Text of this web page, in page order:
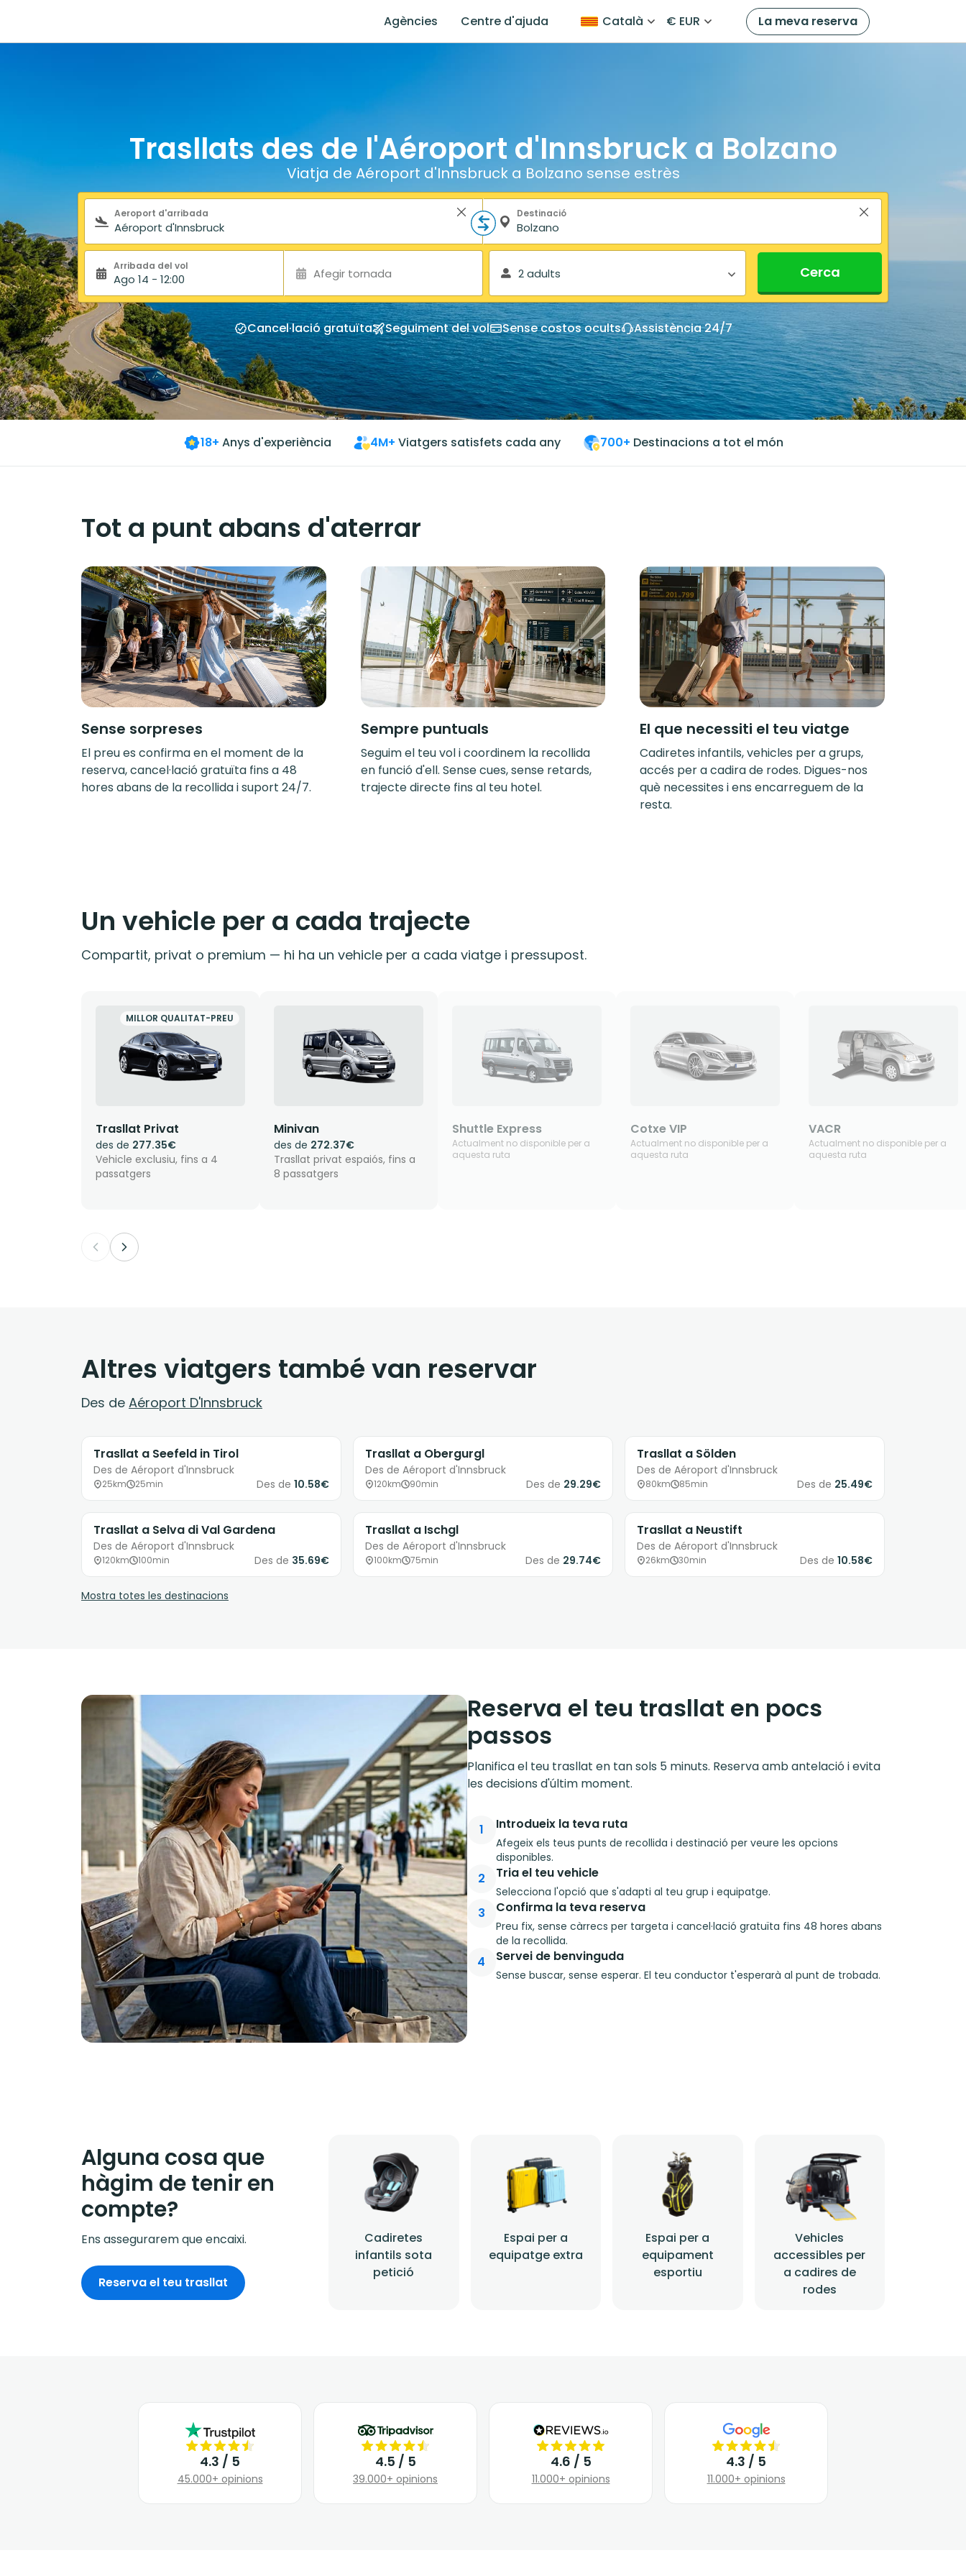
Agències Centre d'ajuda Català € EUR La meva reserva
Trasllats des de l'Aéroport d'Innsbruck a Bolzano
Viatja de Aéroport d'Innsbruck a Bolzano sense estrès
Formulari de cerca
Aeroport d'arribada Destinació
Arribada del vol
Ago 14 - 12:00 Afegir tornada 2 adults Cerca
Cancel·lació gratuïta Seguiment del vol Sense costos ocults Assistència 24/7
18+ Anys d'experiència 4M+ Viatgers satisfets cada any 700+ Destinacions a tot el món
Tot a punt abans d'aterrar
Sense sorpreses
El preu es confirma en el moment de la
reserva, cancel·lació gratuïta fins a 48
hores abans de la recollida i suport 24/7.
Sempre puntuals
Seguim el teu vol i coordinem la recollida
en funció d'ell. Sense cues, sense retards,
trajecte directe fins al teu hotel.
El que necessiti el teu viatge
Cadiretes infantils, vehicles per a grups,
accés per a cadira de rodes. Digues-nos
què necessites i ens encarreguem de la
resta.
Un vehicle per a cada trajecte
Compartit, privat o premium — hi ha un vehicle per a cada viatge i pressupost.
MILLOR QUALITAT-PREU
Trasllat Privat
des de 277.35€
Vehicle exclusiu, fins a 4
passatgers
Minivan
des de 272.37€
Trasllat privat espaiós, fins a
8 passatgers
Shuttle Express
Actualment no disponible per a
aquesta ruta
Cotxe VIP
Actualment no disponible per a
aquesta ruta
VACR
Actualment no disponible per a
aquesta ruta
Altres viatgers també van reservar
Des de Aéroport D'Innsbruck
Trasllat a Seefeld in Tirol
Des de Aéroport d'Innsbruck
25km 25min Des de 10.58€
Trasllat a Obergurgl
Des de Aéroport d'Innsbruck
120km 90min Des de 29.29€
Trasllat a Sölden
Des de Aéroport d'Innsbruck
80km 85min Des de 25.49€
Trasllat a Selva di Val Gardena
Des de Aéroport d'Innsbruck
120km 100min Des de 35.69€
Trasllat a Ischgl
Des de Aéroport d'Innsbruck
100km 75min Des de 29.74€
Trasllat a Neustift
Des de Aéroport d'Innsbruck
26km 30min Des de 10.58€
Mostra totes les destinacions
Reserva el teu trasllat en pocs
passos
Planifica el teu trasllat en tan sols 5 minuts. Reserva amb antelació i evita
les decisions d'últim moment.
1 Introdueix la teva ruta
Afegeix els teus punts de recollida i destinació per veure les opcions
disponibles.
2 Tria el teu vehicle
Selecciona l'opció que s'adapti al teu grup i equipatge.
3 Confirma la teva reserva
Preu fix, sense càrrecs per targeta i cancel·lació gratuïta fins 48 hores abans
de la recollida.
4 Servei de benvinguda
Sense buscar, sense esperar. El teu conductor t'esperarà al punt de trobada.
Alguna cosa que
hàgim de tenir en
compte?
Ens assegurarem que encaixi.
Cadiretes
infantils sota
petició
Espai per a
equipatge extra
Espai per a
equipament
esportiu
Vehicles
accessibles per
a cadires de
rodes
Reserva el teu trasllat
4.3 / 5
45.000+ opinions
4.5 / 5
39.000+ opinions
4.6 / 5
11.000+ opinions
4.3 / 5
11.000+ opinions